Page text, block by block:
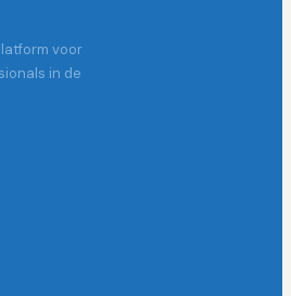
voor
in de